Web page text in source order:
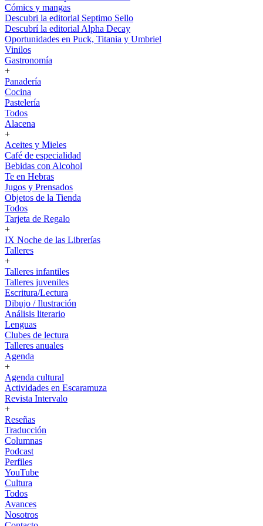
Cómics y mangas
Descubri la editorial Septimo Sello
Descubrí la editorial Alpha Decay
Oportunidades en Puck, Titania y Umbriel
Vinilos
Gastronomía
+
Panadería
Cocina
Pastelería
Todos
Alacena
+
Aceites y Mieles
Café de especialidad
Bebidas con Alcohol
Te en Hebras
Jugos y Prensados
Objetos de la Tienda
Todos
Tarjeta de Regalo
+
IX Noche de las Librerías
Talleres
+
Talleres infantiles
Talleres juveniles
Escritura/Lectura
Dibujo / Ilustración
Análisis literario
Lenguas
Clubes de lectura
Talleres anuales
Agenda
+
Agenda cultural
Actividades en Escaramuza
Revista Intervalo
+
Reseñas
Traducción
Columnas
Podcast
Perfiles
YouTube
Cultura
Todos
Avances
Nosotros